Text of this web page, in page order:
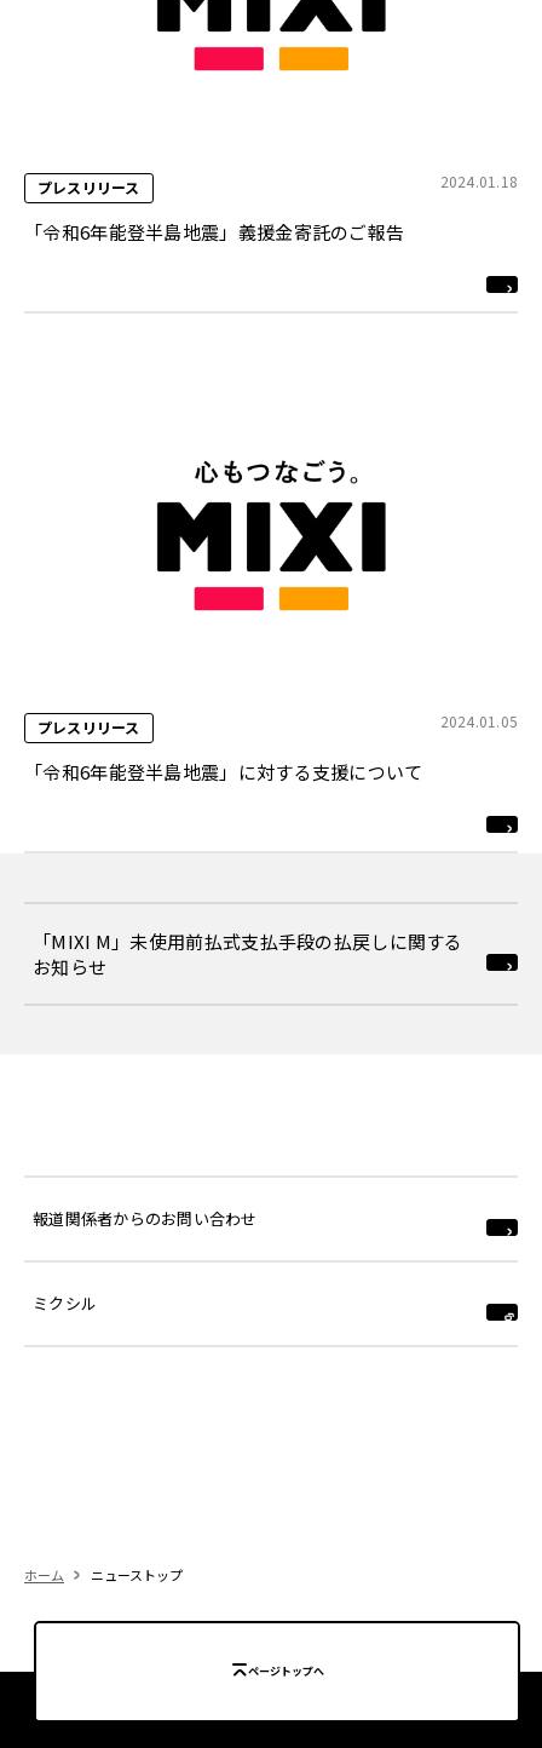
プレスリリース 2024.01.18
「令和6年能登半島地震」義援金寄託のご報告
プレスリリース 2024.01.05
「令和6年能登半島地震」に対する支援について
「MIXI M」未使用前払式支払手段の払戻しに関する
お知らせ
報道関係者からのお問い合わせ
ミクシル
ホーム ニューストップ
ページトップへ